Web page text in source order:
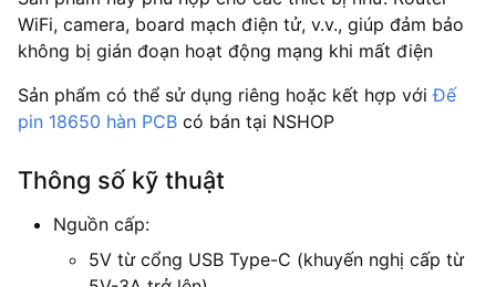
WiFi, camera, board mạch điện tử, v.v., giúp đảm bảo
không bị gián đoạn hoạt động mạng khi mất điện
Sản phẩm có thể sử dụng riêng hoặc kết hợp vớiĐế
pin 18650 hàn PCB có bán tại NSHOP
Thông số kỹ thuật
Nguồn cấp:
5V từ cổng USB Type-C (khuyến nghị cấp từ